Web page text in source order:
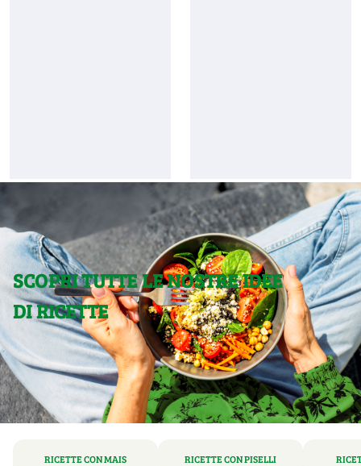
SCOPRI TUTTE LE NOSTRE IDEE
DI RICETTE
RICETTE CON MAIS RICETTE CON PISELLI